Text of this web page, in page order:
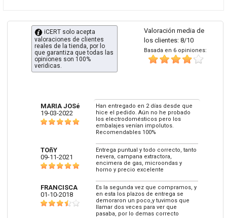
Valoración media de
los clientes: 8/10
Basada en 6 opiniones:
iCERT solo acepta
valoraciones de clientes
reales de la tienda, por lo
que garantiza que todas las
opiniones son 100%
veridicas.
MARIA JOSé
19-03-2022
Han entregado en 2 días desde que
hice el pedido. Aún no he probado
los electrodomésticos pero los
embalajes venían impolutos.
Recomendables 100%
TOñY
09-11-2021
Entrega puntual y todo correcto, tanto
nevera, campana extractora,
encimera de gas, microondas y
horno y precio excelente
FRANCISCA
01-10-2018
Es la segunda vez que compramos, y
en esta los plazos de entrega se
demoraron un poco,y tuvimos que
llamar dos veces para ver que
pasaba, por lo demas correcto